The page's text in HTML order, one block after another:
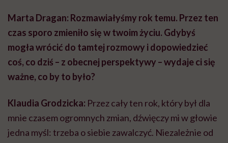
Marta Dragan: Rozmawiałyśmy rok temu. Przez ten
czas sporo zmieniło się w twoim życiu. Gdybyś
mogła wrócić do tamtej rozmowy i dopowiedzieć
coś, co dziś – z obecnej perspektywy – wydaje ci się
ważne, co by to było?
Klaudia Grodzicka: Przez cały ten rok, który był dla
mnie czasem ogromnych zmian, dźwięczy mi w głowie
jedna myśl: trzeba o siebie zawalczyć. Niezależnie od